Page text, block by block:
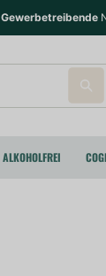
Gewerbetreibende
ALKOHOLFREI